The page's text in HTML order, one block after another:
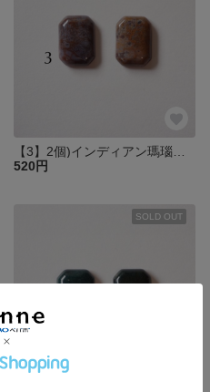
520円
SOLD OUT